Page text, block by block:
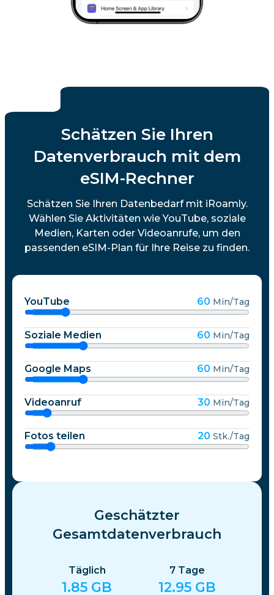
Schätzen Sie Ihren
Datenverbrauch mit dem
eSIM-Rechner
Schätzen Sie Ihren Datenbedarf mit iRoamly.
Wählen Sie Aktivitäten wie YouTube, soziale
Medien, Karten oder Videoanrufe, um den
passenden eSIM-Plan für Ihre Reise zu finden.
YouTube 60 Min/Tag
Soziale Medien 60 Min/Tag
Google Maps 60 Min/Tag
Videoanruf 30 Min/Tag
Fotos teilen 20 Stk./Tag
Geschätzter
Gesamtdatenverbrauch
Täglich
1.85 GB
7 Tage
12.95 GB